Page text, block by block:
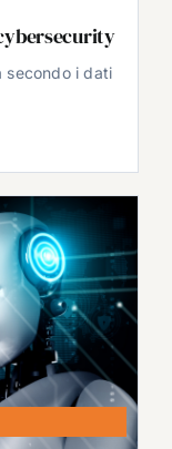
secondo i dati